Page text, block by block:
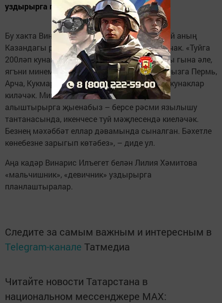
уздырырга планлаштыралар.
Бу хакта Винарис Илъегет үзе хәбәр итте. Туй аның
Казандагы ресторанында 13 августта булачак. «Туйга
200ләп кунак чакырылды. Бу – иң якыннары гына әле,
ягъни минем һәм Лилиянең туганнары. Туебызга Пермь,
Арча, Кукмара, Чаллы, Самара якларыннан кунаклар
киләчәк. Мин дә, Лилия дә ике тапкыр кием
алыштырырга җыенабыз – берсе рәсми язылышу
тантанасында, икенчесе туй мәҗлесендә киеләчәк.
Безнең мәхәббәт еллар дәвамында сыналган. Бәхетле
көнебезне зарыгып көтәбез», – диде ул.
Аңа кадәр Винарис Илъегет белән Лилия Хәмитова
«мальчишник», «девичник» уздырырга
планлаштыралар.
Следите за самым важным и интересным в
Telegram-канале Татмедиа
Читайте новости Татарстана в
национальном мессенджере MАХ: